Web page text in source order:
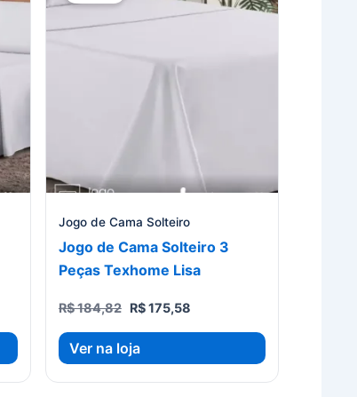
Jogo de Cama Solteiro
Jogo de Cama Solteiro 3
Peças Texhome Lisa
R$184,82 O
era:
R$175,58O
Ver na loja